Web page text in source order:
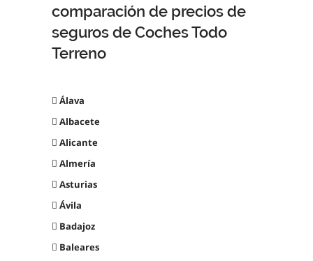
comparación de precios de
seguros de Coches Todo
Terreno
Álava
Albacete
Alicante
Almería
Asturias
Ávila
Badajoz
Baleares